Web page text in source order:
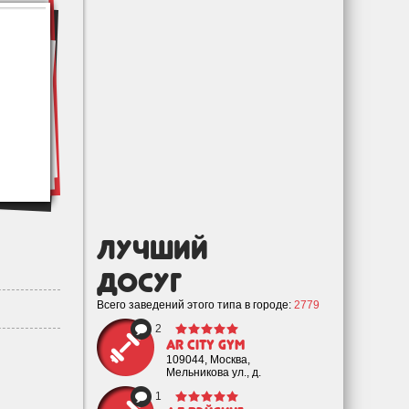
лучший
Досуг
Всего заведений этого типа в городе: 2779
2
AR City Gym
109044, Москва,
Мельникова ул., д.
1